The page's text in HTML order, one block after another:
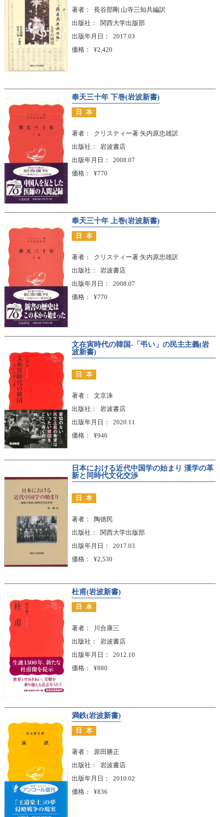
著者
長谷部剛 山寺三知共編訳
出版社
関西大学出版部
出版年月日
2017.03
価格
¥2,420
奉天三十年 下巻(岩波新書)
日本
著者
クリスティー著 矢内原忠雄訳
出版社
岩波書店
出版年月日
2008.07
価格
¥770
奉天三十年 上巻(岩波新書)
日本
著者
クリスティー著 矢内原忠雄訳
出版社
岩波書店
出版年月日
2008.07
価格
¥770
文在寅時代の韓国-「弔い」の民主主義(岩
波新書)
日本
著者
文京洙
出版社
岩波書店
出版年月日
2020.11
価格
¥946
日本における近代中国学の始まり 漢学の革
新と同時代文化交渉
日本
著者
陶徳民
出版社
関西大学出版部
出版年月日
2017.03
価格
¥2,530
杜甫(岩波新書)
日本
著者
川合康三
出版社
岩波書店
出版年月日
2012.10
価格
¥880
満鉄(岩波新書)
日本
著者
原田勝正
出版社
岩波書店
出版年月日
2010.02
価格
¥836